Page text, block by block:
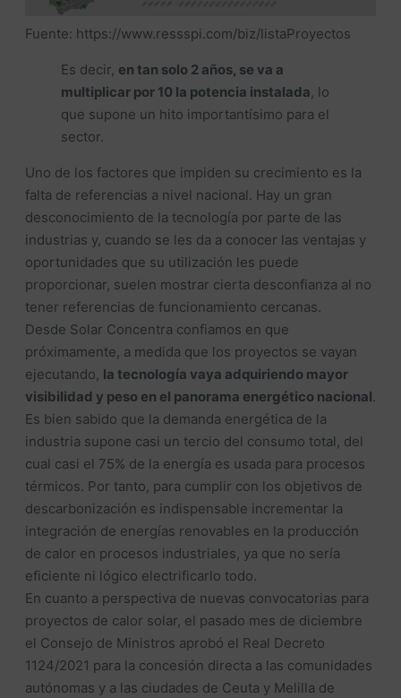
Fuente: https://www.ressspi.com/biz/listaProyectos
Es decir, en tan solo 2 años, se va a
multiplicar por 10 la potencia instalada, lo
que supone un hito importantísimo para el
sector.
Uno de los factores que impiden su crecimiento es la
falta de referencias a nivel nacional. Hay un gran
desconocimiento de la tecnología por parte de las
industrias y, cuando se les da a conocer las ventajas y
oportunidades que su utilización les puede
proporcionar, suelen mostrar cierta desconfianza al no
tener referencias de funcionamiento cercanas.
Desde Solar Concentra confiamos en que
próximamente, a medida que los proyectos se vayan
ejecutando, la tecnología vaya adquiriendo mayor
visibilidad y peso en el panorama energético nacional.
Es bien sabido que la demanda energética de la
industria supone casi un tercio del consumo total, del
cual casi el 75% de la energía es usada para procesos
térmicos. Por tanto, para cumplir con los objetivos de
descarbonización es indispensable incrementar la
integración de energías renovables en la producción
de calor en procesos industriales, ya que no sería
eficiente ni lógico electrificarlo todo.
En cuanto a perspectiva de nuevas convocatorias para
proyectos de calor solar, el pasado mes de diciembre
el Consejo de Ministros aprobó el Real Decreto
1124/2021 para la concesión directa a las comunidades
autónomas y a las ciudades de Ceuta y Melilla de